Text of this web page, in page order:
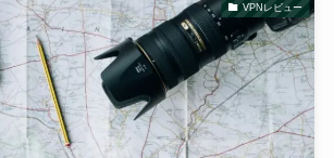
VPNレビュー